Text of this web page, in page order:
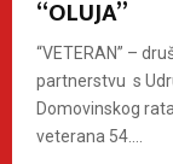
“OLUJA”
“VETERAN” –
partnerstvu s
Domovinskog
veterana 54....